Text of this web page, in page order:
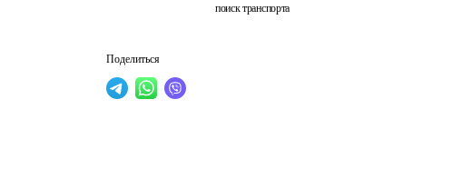
поиск транспорта
Поделиться